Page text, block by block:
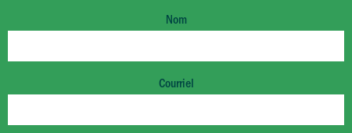
Nom
Courriel